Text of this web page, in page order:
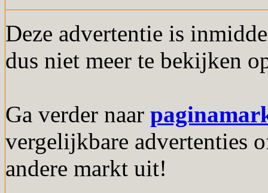
Deze advertentie is
dus niet meer te bekijken
Ga verder naar
vergelijkbare advertenties
andere markt uit!